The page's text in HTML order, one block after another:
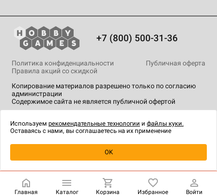
Купить
+7 (800) 500-31-36
Копирование материалов разрешено только по согласию
администрации
Содержимое сайта не является публичной офертой
Политика конфиденциальности
Публичная оферта
Правила акций со скидкой
технологии.
Главная Каталог Корзина Избранное Войти
Используем рекомендательные технологии и файлы куки.
Оставаясь с нами, вы соглашаетесь на их применение
OK